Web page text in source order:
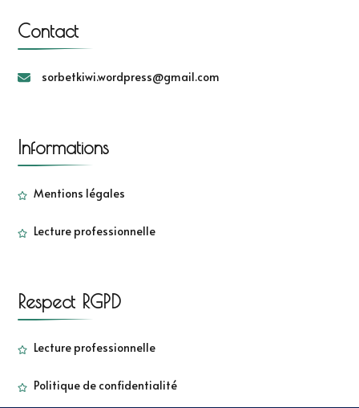
Contact
sorbetkiwi.wordpress@gmail.com
Informations
Mentions légales
Lecture professionnelle
Respect RGPD
Lecture professionnelle
Politique de confidentialité